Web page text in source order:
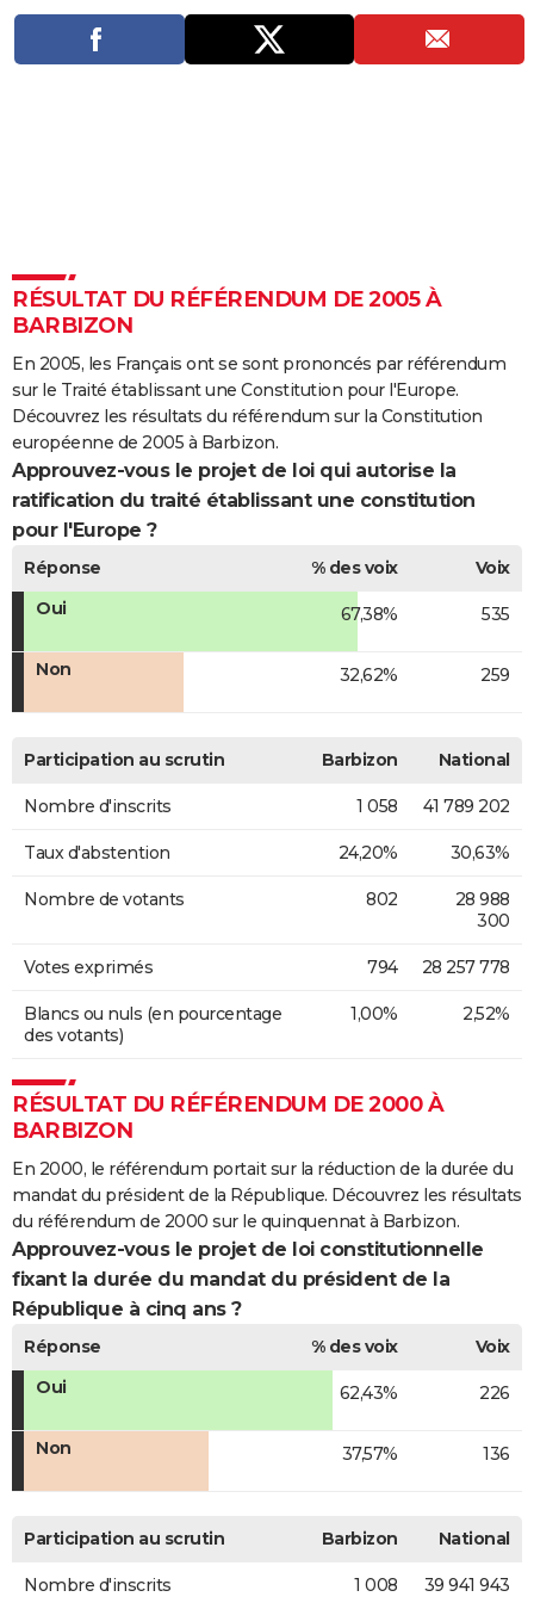
Destinations
City break
Voyage nature
Voyage de noces
Climat
PROGRAMME TV
COPAINS D'AVANT
S'inscrire
Se connecter
Lycées
Collèges
Primaires
Universités
Entreprises
Service militaire
Avis de recherche
AVIS DE DÉCÈS
FORUM
Bricolage
Lifestyle
Culture
Auto
Television
Voyage
Cinema
RÉSULTAT DU RÉFÉRENDUM DE 2005 À
BARBIZON
En 2005, les Français ont se sont prononcés par référendum
sur le Traité établissant une Constitution pour l'Europe.
Découvrez les résultats du référendum sur la Constitution
européenne de 2005 à Barbizon.
Approuvez-vous le projet de loi qui autorise la
ratification du traité établissant une constitution
pour l'Europe ?
Réponse % des voix
Voix
Oui
67,38% 535
Non 32,62% 259
Participation au scrutin Barbizon National
Nombre d'inscrits 1 058 41 789 202
Taux d'abstention 24,20% 30,63%
Nombre de votants 802
28 988
300
Votes exprimés 794 28 257 778
Blancs ou nuls (en pourcentage
des votants)
1,00% 2,52%
RÉSULTAT DU RÉFÉRENDUM DE 2000 À
BARBIZON
En 2000, le référendum portait sur la réduction de la durée du
mandat du président de la République. Découvrez les résultats
du référendum de 2000 sur le quinquennat à Barbizon.
Approuvez-vous le projet de loi constitutionnelle
fixant la durée du mandat du président de la
République à cinq ans ?
Réponse % des voix
Voix
Oui
62,43% 226
Non 37,57% 136
Participation au scrutin Barbizon National
Nombre d'inscrits 1 008 39 941 943